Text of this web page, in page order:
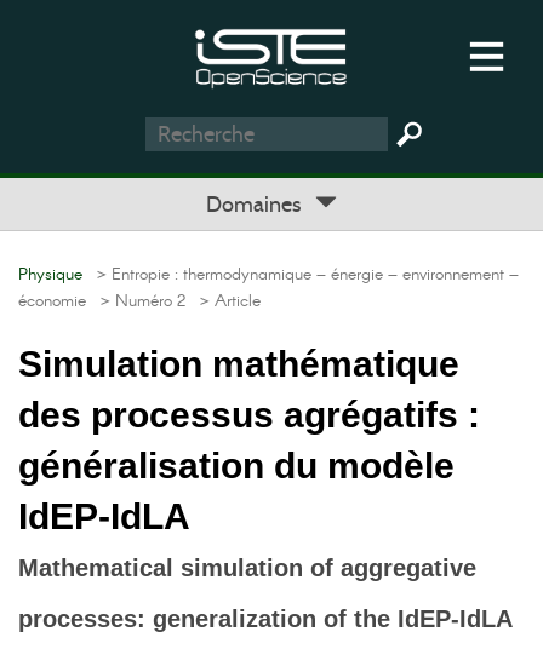
Domaines
Physique > Entropie : thermodynamique – énergie – environnement –
économie > Numéro 2 > Article
Simulation mathématique
des processus agrégatifs :
généralisation du modèle
IdEP-IdLA
Mathematical simulation of aggregative
processes: generalization of the IdEP-IdLA